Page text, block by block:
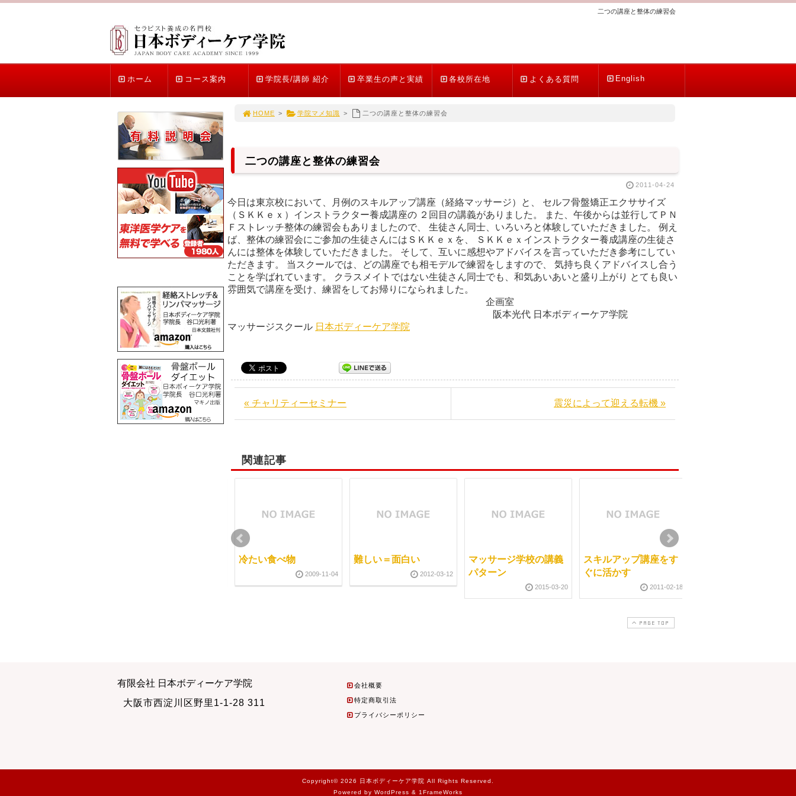
二つの講座と整体の練習会
ホーム コース案内 学院長/講師 紹介 卒業生の声と実績 各校所在地 よくある質問 English
HOME > 学院マメ知識 > 二つの講座と整体の練習会
二つの講座と整体の練習会
2011-04-24
今日は東京校において、月例のスキルアップ講座（経絡マッサージ）と、 セルフ骨盤矯正エクササイズ
（ＳＫＫｅｘ）インストラクター養成講座の ２回目の講義がありました。 また、午後からは並行してＰＮ
Ｆストレッチ整体の練習会もありましたので、 生徒さん同士、いろいろと体験していただきました。 例え
ば、整体の練習会にご参加の生徒さんにはＳＫＫｅｘを、 ＳＫＫｅｘインストラクター養成講座の生徒さ
んには整体を体験していただきました。 そして、互いに感想やアドバイスを言っていただき参考にしてい
ただきます。 当スクールでは、どの講座でも相モデルで練習をしますので、 気持ち良くアドバイスし合う
ことを学ばれています。 クラスメイトではない生徒さん同士でも、和気あいあいと盛り上がり とても良い
雰囲気で講座を受け、練習をしてお帰りになられました。
企画室
阪本光代 日本ボディーケア学院
マッサージスクール 日本ボディーケア学院
« チャリティーセミナー 震災によって迎える転機 »
関連記事
冷たい食べ物
2009-11-04
難しい＝面白い
2012-03-12
マッサージ学校の講義
パターン
2015-03-20
スキルアップ講座をす
ぐに活かす
2011-02-18
マッサージと整体と新
2009-07-13
PAGE TOP
有限会社 日本ボディーケア学院
大阪市西淀川区野里1-1-28 311
会社概要
特定商取引法
プライバシーポリシー
Copyright© 2026 日本ボディーケア学院 All Rights Reserved.
Powered by WordPress & 1FrameWorks